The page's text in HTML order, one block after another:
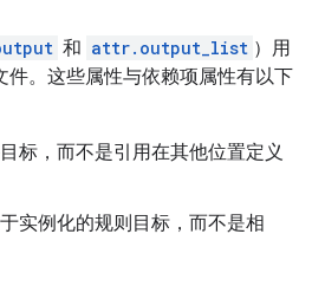
和 attr.output_list ）用
件。这些属性与依赖项属性有以下
标，而不是引用在其他位置定义
实例化的规则目标，而不是相